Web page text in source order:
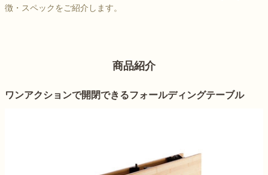
徴・スペックをご紹介します。
商品紹介
ワンアクションで開閉できるフォールディングテーブル